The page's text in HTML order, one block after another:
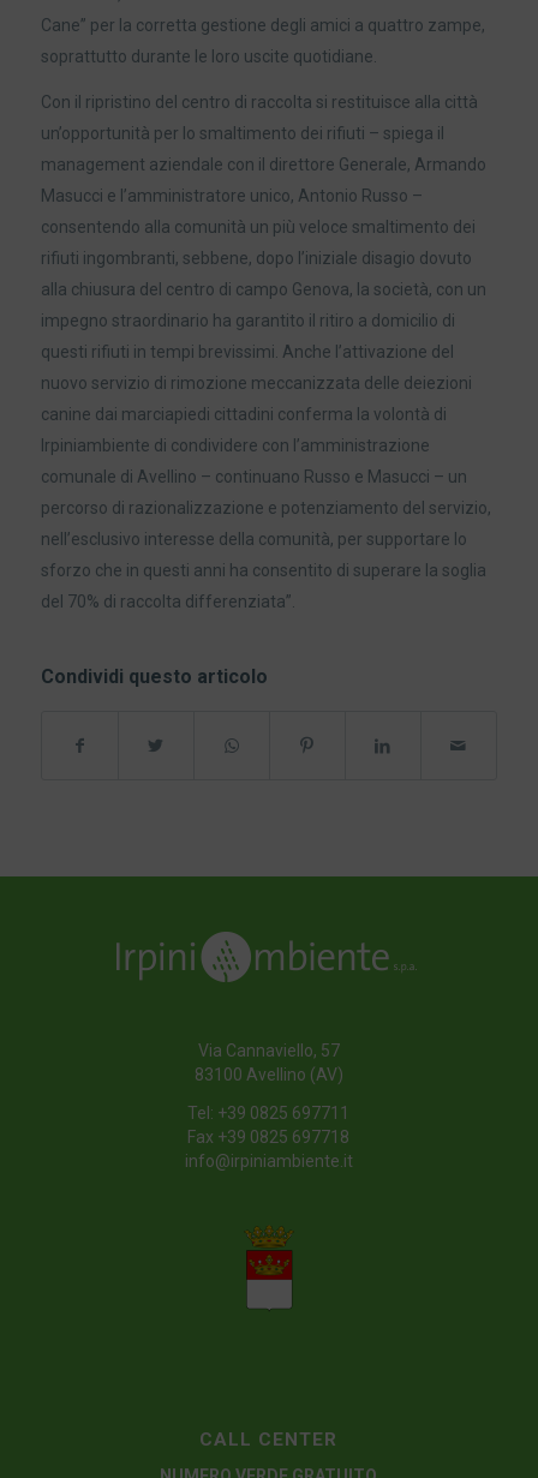
Cane” per la corretta gestione degli amici a quattro zampe,
soprattutto durante le loro uscite quotidiane.
Con il ripristino del centro di raccolta si restituisce alla città
un’opportunità per lo smaltimento dei rifiuti – spiega il
management aziendale con il direttore Generale, Armando
Masucci e l’amministratore unico, Antonio Russo –
consentendo alla comunità un più veloce smaltimento dei
rifiuti ingombranti, sebbene, dopo l’iniziale disagio dovuto
alla chiusura del centro di campo Genova, la società, con un
impegno straordinario ha garantito il ritiro a domicilio di
questi rifiuti in tempi brevissimi. Anche l’attivazione del
nuovo servizio di rimozione meccanizzata delle deiezioni
canine dai marciapiedi cittadini conferma la volontà di
Irpiniambiente di condividere con l’amministrazione
comunale di Avellino – continuano Russo e Masucci – un
percorso di razionalizzazione e potenziamento del servizio,
nell’esclusivo interesse della comunità, per supportare lo
sforzo che in questi anni ha consentito di superare la soglia
del 70% di raccolta differenziata”.
Condividi questo articolo
Via Cannaviello, 57
83100 Avellino (AV)
Tel: +39 0825 697711
Fax +39 0825 697718
info@irpiniambiente.it
CALL CENTER